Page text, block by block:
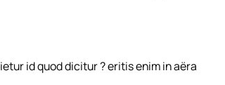
id quod dicitur ? eritis enim in aëra